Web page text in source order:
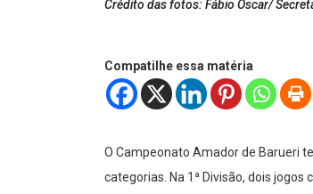
Crédito das fotos: Fábio Oscar/
Compatilhe essa matéria
O Campeonato Amador de Barueri
categorias. Na 1ª Divisão, dois